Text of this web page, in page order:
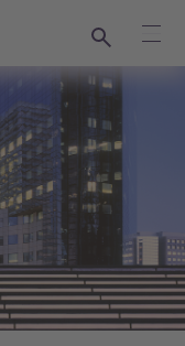
Ricerca